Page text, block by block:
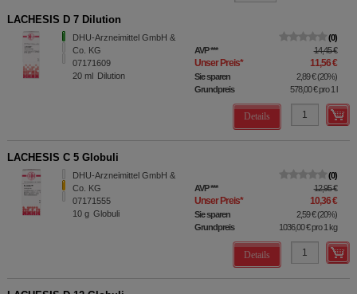
LACHESIS D 7 Dilution
DHU-Arzneimittel GmbH &
Co. KG
07171609
20 ml Dilution
0
AVP*** 14,45 €
Unser Preis* 11,56 €
Sie sparen 2,89 €(20%)
Grundpreis
578,00 €pro 1 l
Details
LACHESIS C 5 Globuli
DHU-Arzneimittel GmbH &
Co. KG
07171555
10 g Globuli
0
AVP*** 12,95 €
Unser Preis* 10,36 €
Sie sparen 2,59 €(20%)
Grundpreis
1036,00 €pro 1 kg
Details